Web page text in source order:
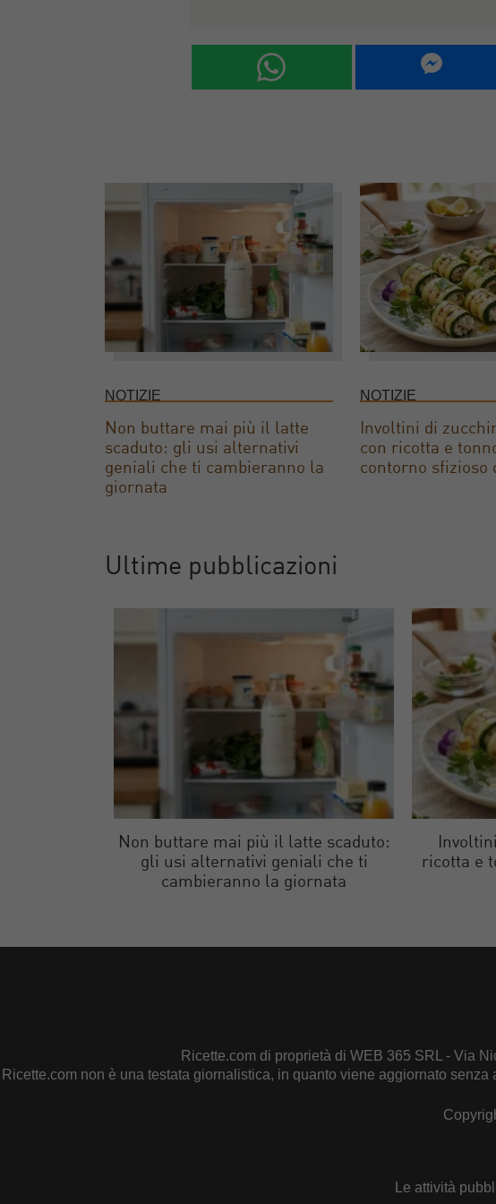
NOTIZIE
Non buttare mai più il latte
scaduto: gli usi alternativi
geniali che ti cambieranno la
giornata
NOTIZIE
Involtini di
con ricotta e
contorno sfizioso
Ultime pubblicazioni
Non buttare mai più il latte scaduto:
gli usi alternativi geniali che ti
cambieranno la giornata
ricotta e
Ricette.com di proprietà di WEB 365 SRL - Via
Ricette.com non è una testata giornalistica, in quanto viene aggiornato
Le attività